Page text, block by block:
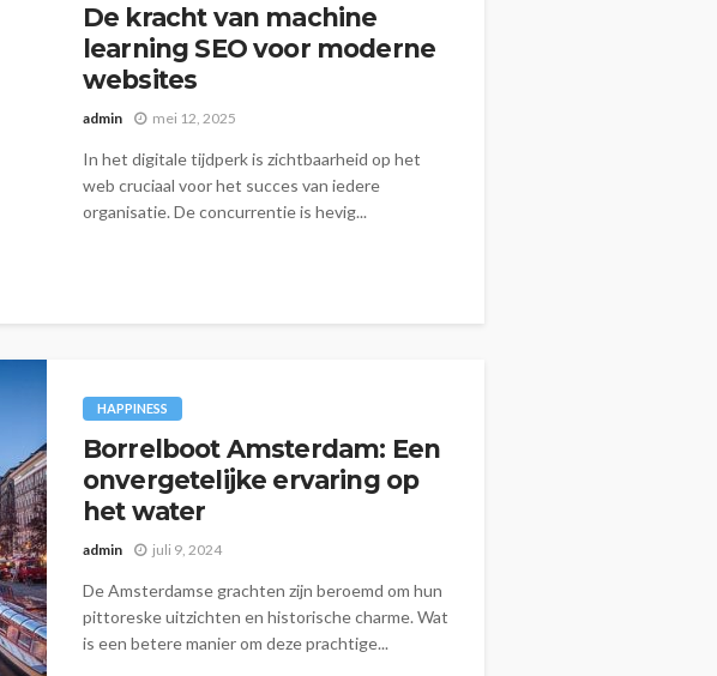
De kracht van machine
learning SEO voor moderne
websites
admin mei 12, 2025
In het digitale tijdperk is zichtbaarheid op het
web cruciaal voor het succes van iedere
organisatie. De concurrentie is hevig...
HAPPINESS
Borrelboot Amsterdam: Een
onvergetelijke ervaring op
het water
admin juli 9, 2024
De Amsterdamse grachten zijn beroemd om hun
pittoreske uitzichten en historische charme. Wat
is een betere manier om deze prachtige...